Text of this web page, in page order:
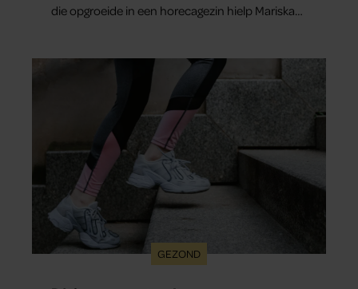
die opgroeide in een horecagezin hielp Mariska
GEZOND